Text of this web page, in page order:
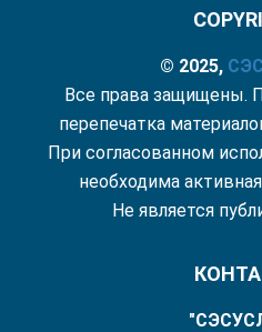
© 2025, СЭС
Все права защищены.
перепечатка
При согласованном
необходима
Не является